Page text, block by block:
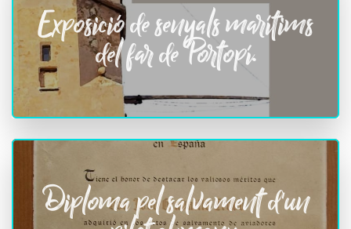
Exposició de senyals marítims
del far de Portopí.
Diploma pel salvament d'un